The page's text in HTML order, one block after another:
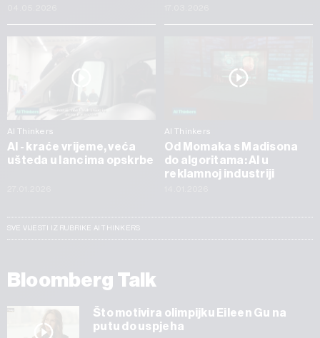
AI Thinkers
AI - kraće vrijeme, veća
ušteda u lancima opskrbe
AI Thinkers
Od Momaka s Madisona
do algoritama: AI u
reklamnoj industriji
SVE VIJESTI IZ RUBRIKE AI THINKERS
Bloomberg Talk
Što motivira olimpijku Eileen Gu na
putu do uspjeha